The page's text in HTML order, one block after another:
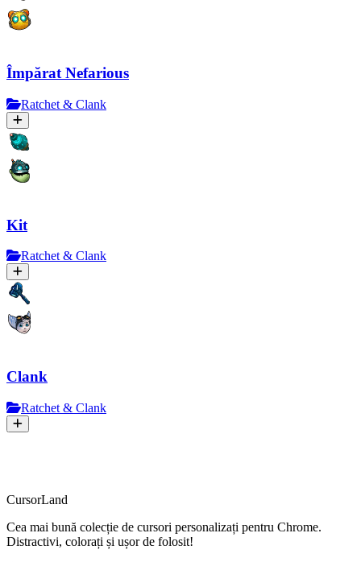
Împărat Nefarious
Ratchet & Clank
Kit
Ratchet & Clank
Clank
Ratchet & Clank
CursorLand
Cea mai bună colecție de cursori personalizați pentru Chrome.
Distractivi, colorați și ușor de folosit!